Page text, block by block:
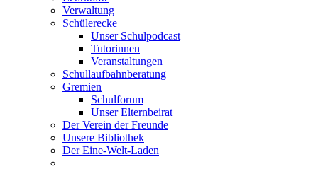
Verwaltung
Schülerecke
Unser Schulpodcast
Tutorinnen
Veranstaltungen
Schullaufbahnberatung
Gremien
Schulforum
Unser Elternbeirat
Der Verein der Freunde
Unsere Bibliothek
Der Eine-Welt-Laden